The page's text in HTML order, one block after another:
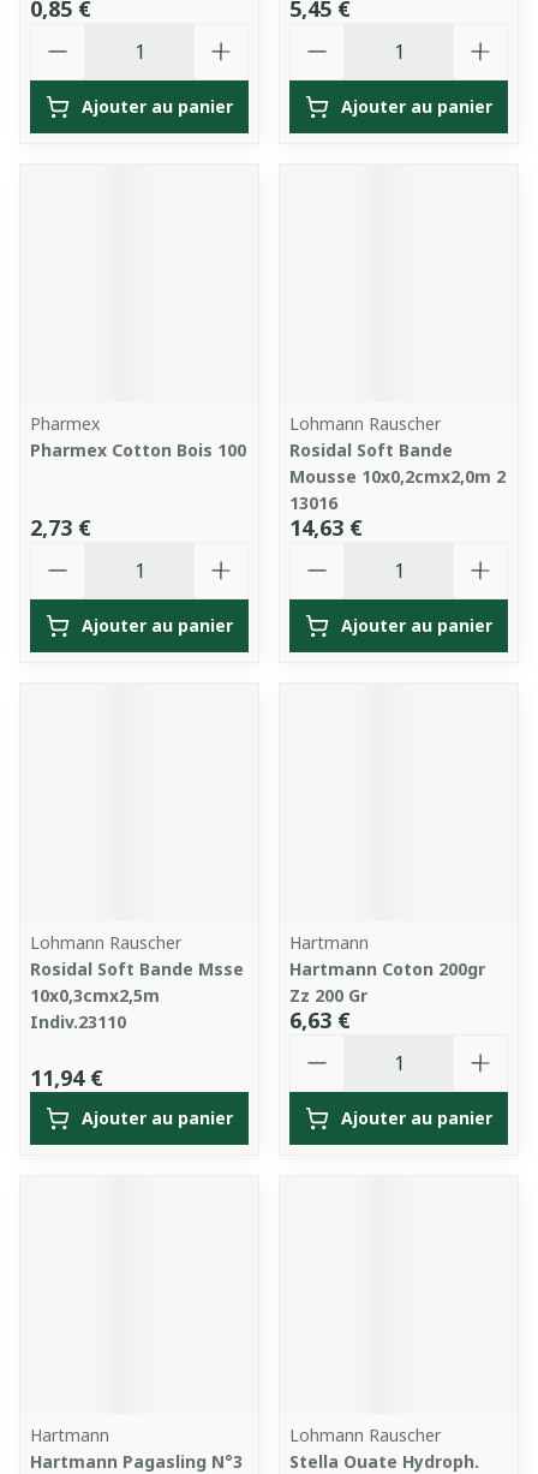
0,85 €
Ajouter au panier
5,45 €
Ajouter au panier
Pharmex
Pharmex Cotton Bois 100
2,73 €
Ajouter au panier
Lohmann Rauscher
Rosidal Soft Bande
Mousse 10x0,2cmx2,0m 2
13016
14,63 €
Ajouter au panier
Lohmann Rauscher
Rosidal Soft Bande Msse
10x0,3cmx2,5m
Indiv.23110
11,94 €
Ajouter au panier
Hartmann
Hartmann Coton 200gr
Zz 200 Gr
6,63 €
Ajouter au panier
Hartmann
Hartmann Pagasling N°3
Lohmann Rauscher
Stella Ouate Hydroph.